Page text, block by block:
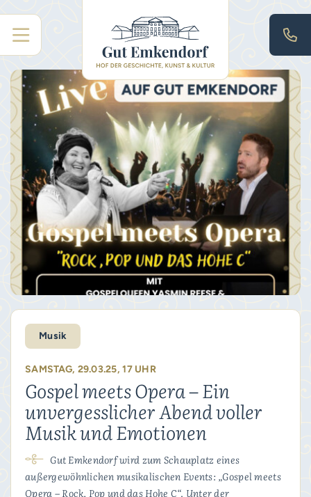
Musik
SAMSTAG, 29.03.25, 17 UHR
Gospel meets Opera – Ein
unvergesslicher Abend voller
Musik und Emotionen
Gut Emkendorf wird zum Schauplatz eines
außergewöhnlichen musikalischen Events: „Gospel meets
Opera – Rock, Pop und das Hohe C“. Unter der